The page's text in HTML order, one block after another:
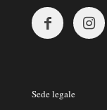
Sede legale